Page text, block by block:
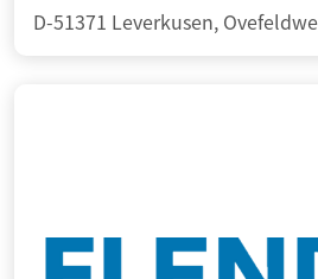
D-51371 Leverkusen,